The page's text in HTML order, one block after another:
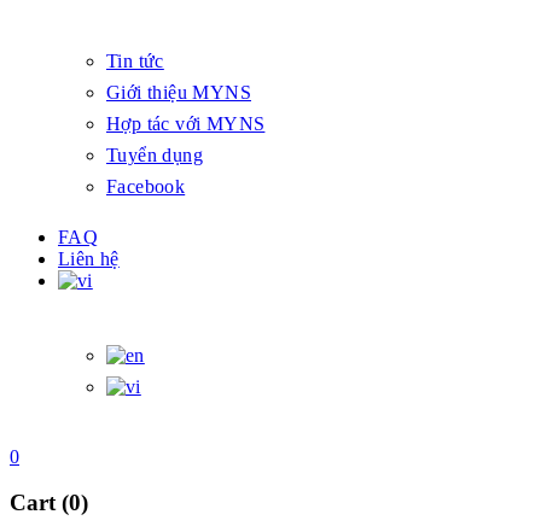
Tin tức
Giới thiệu MYNS
Hợp tác với MYNS
Tuyển dụng
Facebook
FAQ
Liên hệ
0
Cart (0)